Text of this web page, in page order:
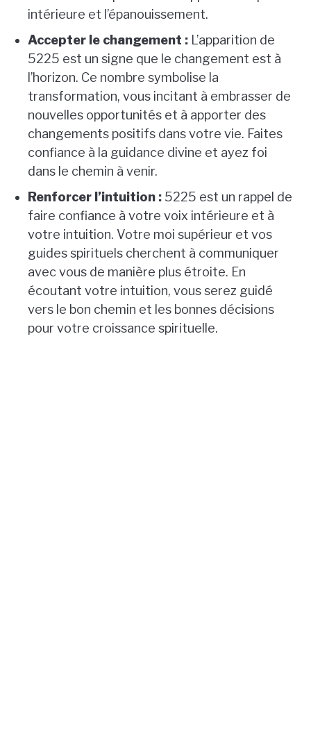
intérieure et l’épanouissement.
Accepter le changement : L’apparition de
5225 est un signe que le changement est à
l’horizon. Ce nombre symbolise la
transformation, vous incitant à embrasser de
nouvelles opportunités et à apporter des
changements positifs dans votre vie. Faites
confiance à la guidance divine et ayez foi
dans le chemin à venir.
Renforcer l’intuition : 5225 est un rappel de
faire confiance à votre voix intérieure et à
votre intuition. Votre moi supérieur et vos
guides spirituels cherchent à communiquer
avec vous de manière plus étroite. En
écoutant votre intuition, vous serez guidé
vers le bon chemin et les bonnes décisions
pour votre croissance spirituelle.